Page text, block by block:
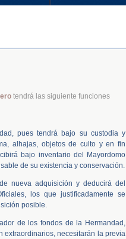
tendrá las siguiente funciones
pues tendrá bajo su custodia y
alhajas, objetos de culto y en fin
bajo inventario del Mayordomo
de su existencia y conservación.
nueva adquisición y deducirá del
los que justificadamente se
posible.
de los fondos de la Hermandad,
extraordinarios, necesitarán la previa